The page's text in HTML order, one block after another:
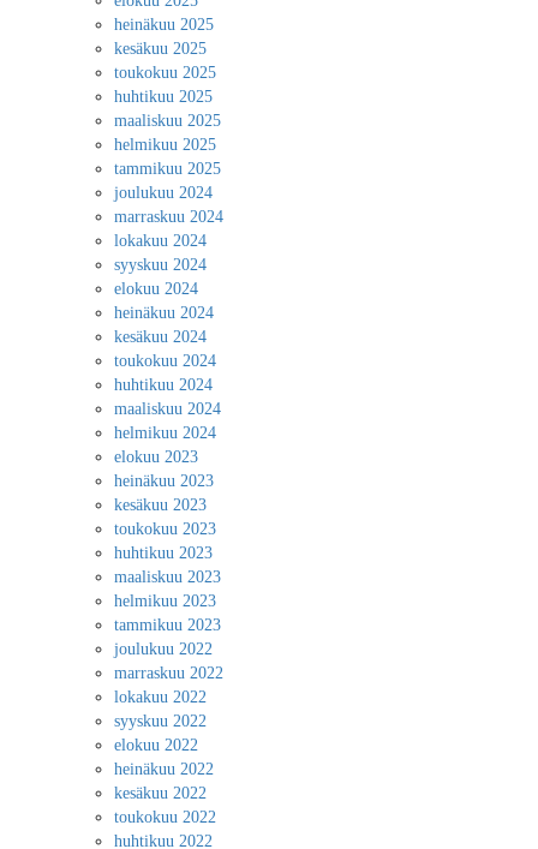
heinäkuu 2025
kesäkuu 2025
toukokuu 2025
huhtikuu 2025
maaliskuu 2025
helmikuu 2025
tammikuu 2025
joulukuu 2024
marraskuu 2024
lokakuu 2024
syyskuu 2024
elokuu 2024
heinäkuu 2024
kesäkuu 2024
toukokuu 2024
huhtikuu 2024
maaliskuu 2024
helmikuu 2024
elokuu 2023
heinäkuu 2023
kesäkuu 2023
toukokuu 2023
huhtikuu 2023
maaliskuu 2023
helmikuu 2023
tammikuu 2023
joulukuu 2022
marraskuu 2022
lokakuu 2022
syyskuu 2022
elokuu 2022
heinäkuu 2022
kesäkuu 2022
toukokuu 2022
huhtikuu 2022